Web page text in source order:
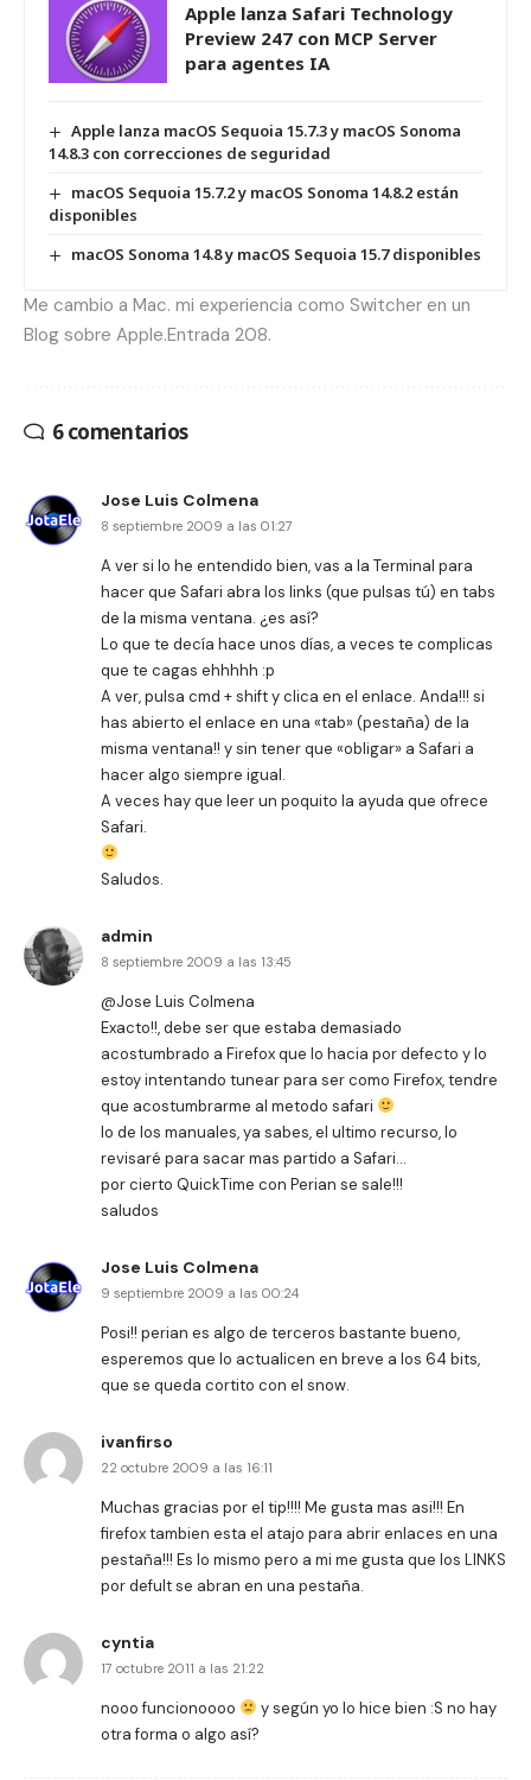
Apple lanza Safari Technology
Preview 247 con MCP Server
para agentes IA
Apple lanza macOS Sequoia 15.7.3 y macOS Sonoma
14.8.3 con correcciones de seguridad
macOS Sequoia 15.7.2 y macOS Sonoma 14.8.2 están
disponibles
macOS Sonoma 14.8 y macOS Sequoia 15.7 disponibles
Me cambio a Mac. mi experiencia como Switcher en un
Blog sobre Apple.Entrada 208.
6 comentarios
Jose Luis Colmena
8 septiembre 2009 a las 01:27
A ver si lo he entendido bien, vas a la Terminal para
hacer que Safari abra los links (que pulsas tú) en tabs
de la misma ventana. ¿es así?
Lo que te decía hace unos días, a veces te complicas
que te cagas ehhhhh :p
A ver, pulsa cmd + shift y clica en el enlace. Anda!!! si
has abierto el enlace en una «tab» (pestaña) de la
misma ventana!! y sin tener que «obligar» a Safari a
hacer algo siempre igual.
A veces hay que leer un poquito la ayuda que ofrece
Safari.
Saludos.
admin
8 septiembre 2009 a las 13:45
@Jose Luis Colmena
Exacto!!, debe ser que estaba demasiado
acostumbrado a Firefox que lo hacia por defecto y lo
estoy intentando tunear para ser como Firefox, tendre
que acostumbrarme al metodo safari
lo de los manuales, ya sabes, el ultimo recurso, lo
revisaré para sacar mas partido a Safari…
por cierto QuickTime con Perian se sale!!!
saludos
Jose Luis Colmena
9 septiembre 2009 a las 00:24
Posi!! perian es algo de terceros bastante bueno,
esperemos que lo actualicen en breve a los 64 bits,
que se queda cortito con el snow.
ivanfirso
22 octubre 2009 a las 16:11
Muchas gracias por el tip!!!! Me gusta mas asi!!! En
firefox tambien esta el atajo para abrir enlaces en una
pestaña!!! Es lo mismo pero a mi me gusta que los LINKS
por defult se abran en una pestaña.
cyntia
17 octubre 2011 a las 21:22
nooo funcionoooo
y según yo lo hice bien :S no hay
otra forma o algo así?